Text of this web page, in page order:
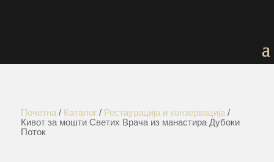
Почетна / Каталог/ Рестаурација и конзервација /
Кивот за мошти Светих Врача из манастира Дубоки
Поток